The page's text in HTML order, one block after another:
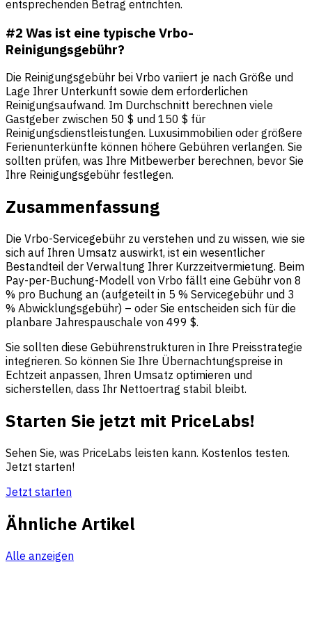
entsprechenden Betrag entrichten.
#2 Was ist eine typische Vrbo-
Reinigungsgebühr?
Die Reinigungsgebühr bei Vrbo variiert je nach Größe und
Lage Ihrer Unterkunft sowie dem erforderlichen
Reinigungsaufwand. Im Durchschnitt berechnen viele
Gastgeber zwischen 50 $ und 150 $ für
Reinigungsdienstleistungen. Luxusimmobilien oder größere
Ferienunterkünfte können höhere Gebühren verlangen. Sie
sollten prüfen, was Ihre Mitbewerber berechnen, bevor Sie
Ihre Reinigungsgebühr festlegen.
Zusammenfassung
Die Vrbo-Servicegebühr zu verstehen und zu wissen, wie sie
sich auf Ihren Umsatz auswirkt, ist ein wesentlicher
Bestandteil der Verwaltung Ihrer Kurzzeitvermietung. Beim
Pay-per-Buchung-Modell von Vrbo fällt eine Gebühr von 8
% pro Buchung an (aufgeteilt in 5 % Servicegebühr und 3
% Abwicklungsgebühr) – oder Sie entscheiden sich für die
planbare Jahrespauschale von 499 $.
Sie sollten diese Gebührenstrukturen in Ihre Preisstrategie
integrieren. So können Sie Ihre Übernachtungspreise in
Echtzeit anpassen, Ihren Umsatz optimieren und
sicherstellen, dass Ihr Nettoertrag stabil bleibt.
Starten Sie jetzt mit PriceLabs!
Sehen Sie, was PriceLabs leisten kann. Kostenlos testen.
Jetzt starten!
Jetzt starten
Ähnliche Artikel
Alle anzeigen